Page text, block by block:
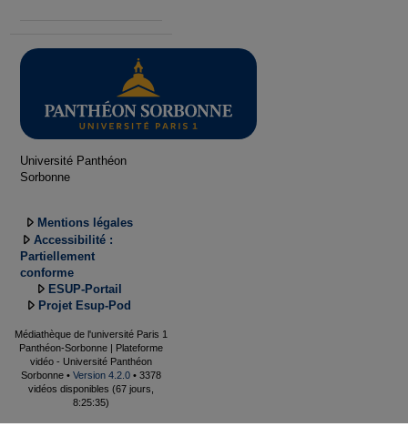
Université Panthéon
Sorbonne
Mentions légales
Accessibilité :
Partiellement
conforme
ESUP-Portail
Projet Esup-Pod
Médiathèque de l'université Paris 1
Panthéon-Sorbonne | Plateforme
vidéo - Université Panthéon
Sorbonne • Version 4.2.0 • 3378
vidéos disponibles (67 jours,
8:25:35)